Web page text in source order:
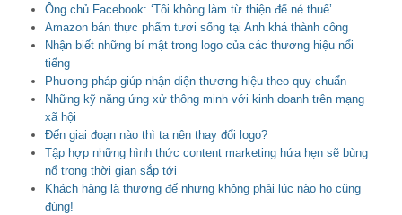
Ông chủ Facebook: ‘Tôi không làm từ thiện để né thuế’
Amazon bán thực phẩm tươi sống tại Anh khá thành công
Nhận biết những bí mật trong logo của các thương hiệu nổi
tiếng
Phương pháp giúp nhận diện thương hiệu theo quy chuẩn
Những kỹ năng ứng xử thông minh với kinh doanh trên mạng
xã hội
Đến giai đoạn nào thì ta nên thay đổi logo?
Tập hợp những hình thức content marketing hứa hẹn sẽ bùng
nổ trong thời gian sắp tới
Khách hàng là thượng đế nhưng không phải lúc nào họ cũng
đúng!